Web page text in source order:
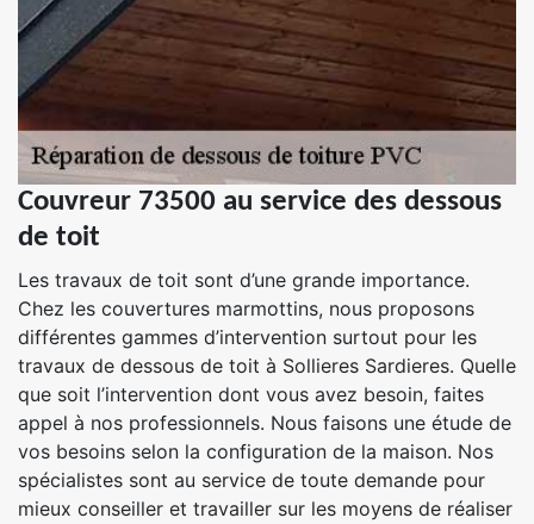
Couvreur 73500 au service des dessous
de toit
Les travaux de toit sont d’une grande importance.
Chez les couvertures marmottins, nous proposons
différentes gammes d’intervention surtout pour les
travaux de dessous de toit à Sollieres Sardieres. Quelle
que soit l’intervention dont vous avez besoin, faites
appel à nos professionnels. Nous faisons une étude de
vos besoins selon la configuration de la maison. Nos
spécialistes sont au service de toute demande pour
mieux conseiller et travailler sur les moyens de réaliser